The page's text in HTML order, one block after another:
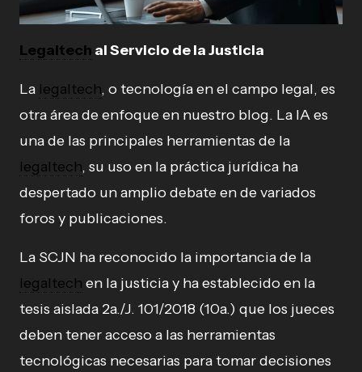
Legaltech al Servicio de la Justicia
La legaltech, o tecnología en el campo legal, es
otra área de enfoque en nuestro blog. La IA es
una de las principales herramientas de la
legaltech, su uso en la práctica jurídica ha
despertado un amplio debate en de variados
foros y publicaciones.
La SCJN ha reconocido la importancia de la
legaltech en la justicia y ha establecido en la
tesis aislada 2a./J. 101/2018 (10a.) que los jueces
deben tener acceso a las herramientas
tecnológicas necesarias para tomar decisiones